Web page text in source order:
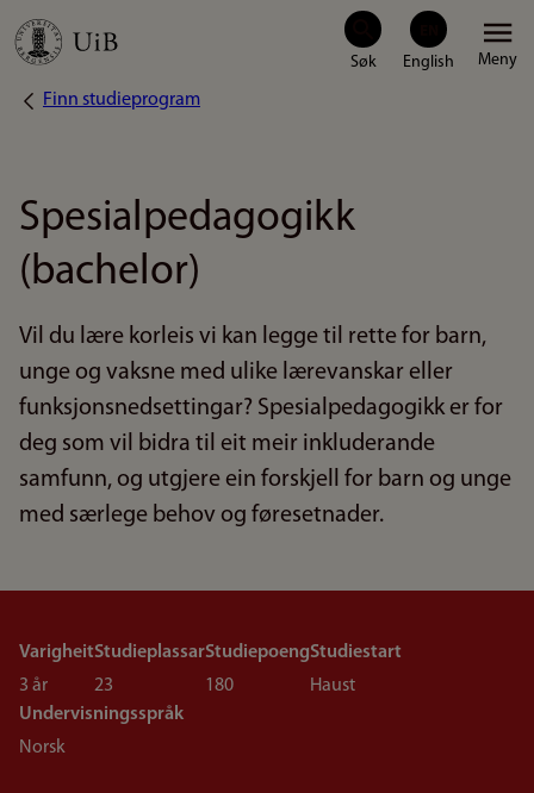
Hopp
hovedinnhold
Meny
Navigasjonssti
Finn studieprogram
Spesialpedagogikk
(bachelor)
Vil du lære korleis vi kan legge til rette for barn,
unge og vaksne med ulike lærevanskar eller
funksjonsnedsettingar? Spesialpedagogikk er for
deg som vil bidra til eit meir inkluderande
samfunn, og utgjere ein forskjell for barn og unge
med særlege behov og føresetnader.
Varigheit
3 år
Studieplassar
23
Studiepoeng
180
Studiestart
Haust
Undervisningsspråk
Norsk